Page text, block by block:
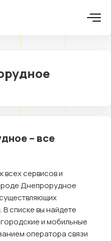
– все
всех сервисов и
Днепрорудное
списке вы найдете
и мобильные
оператора связи